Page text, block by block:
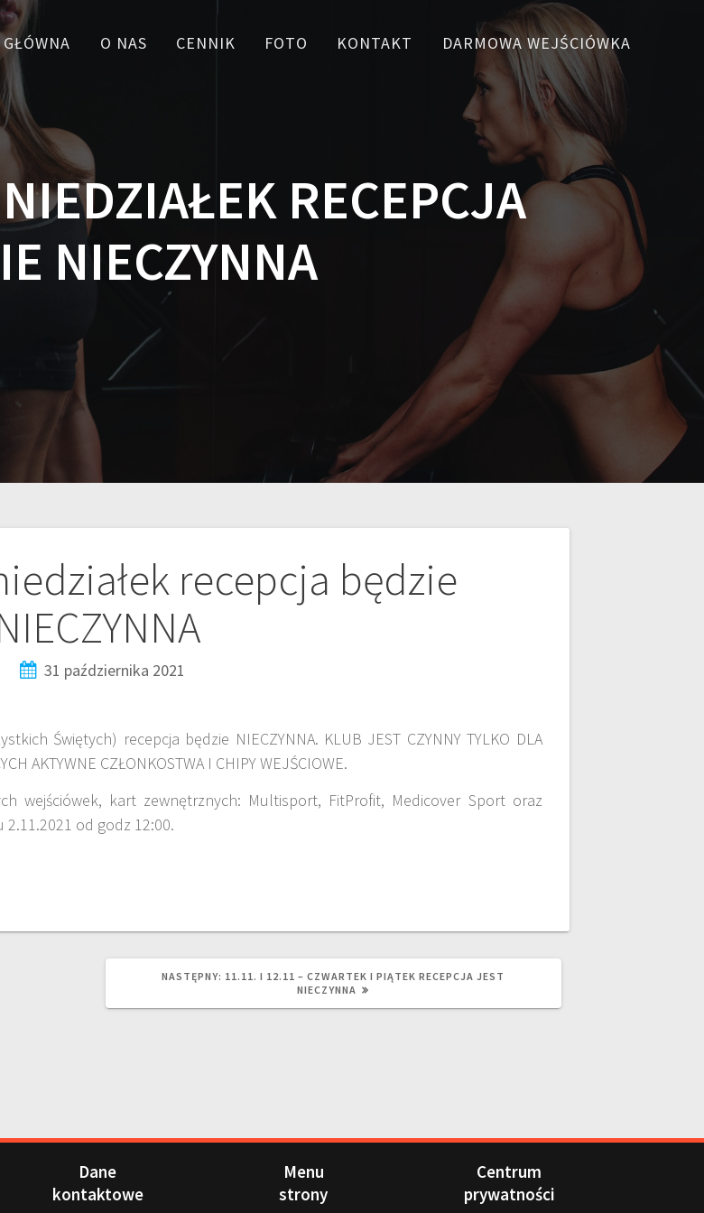
O NAS CENNIK FOTO KONTAKT DARMOWA WEJŚCIÓWKA
RECEPCJA
NIECZYNNA
recepcja będzie
31 października 2021
Świętych) recepcja będzie NIECZYNNA. KLUB JEST CZYNNY TYLKO DLA
AKTYWNE CZŁONKOSTWA I CHIPY WEJŚCIOWE.
wejściówek, kart zewnętrznych: Multisport, FitProfit, Medicover Sport oraz
od godz 12:00.
NASTĘPNY: 11.11. I 12.11 – CZWARTEK I PIĄTEK RECEPCJA JEST
NIECZYNNA
Dane
kontaktowe
Menu
strony
Centrum
prywatności